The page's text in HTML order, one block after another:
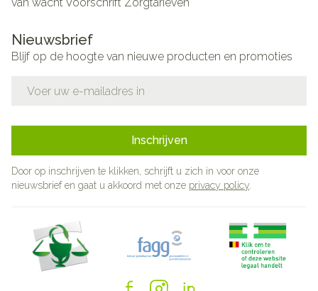
Nieuwsbrief
Blijf op de hoogte van nieuwe producten en promoties
Inschrijven
Door op inschrijven te klikken, schrijft u zich in voor onze
nieuwsbrief en gaat u akkoord met onze privacy policy